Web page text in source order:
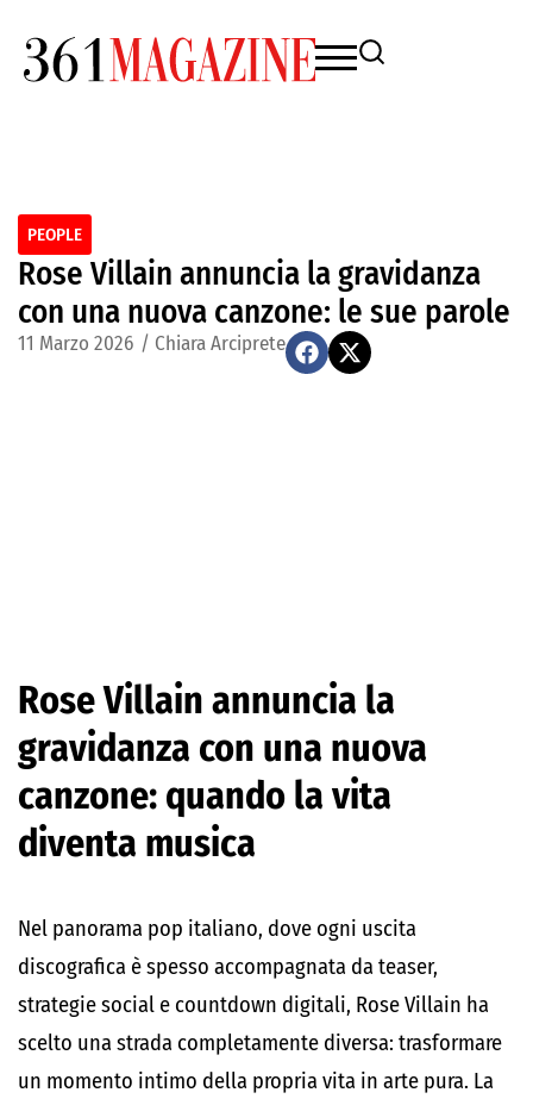
PEOPLE
Rose Villain annuncia la gravidanza
con una nuova canzone: le sue parole
11 Marzo 2026 / Chiara Arciprete
Rose Villain annuncia la
gravidanza con una nuova
canzone: quando la vita
diventa musica
Nel panorama pop italiano, dove ogni uscita
discografica è spesso accompagnata da teaser,
strategie social e countdown digitali, Rose Villain ha
scelto una strada completamente diversa: trasformare
un momento intimo della propria vita in arte pura. La